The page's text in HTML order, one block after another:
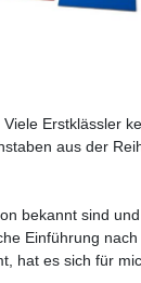
Erstklässler
aus der
bekannt sind
Einführung
hat es sich für